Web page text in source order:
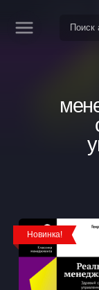
Новинка!